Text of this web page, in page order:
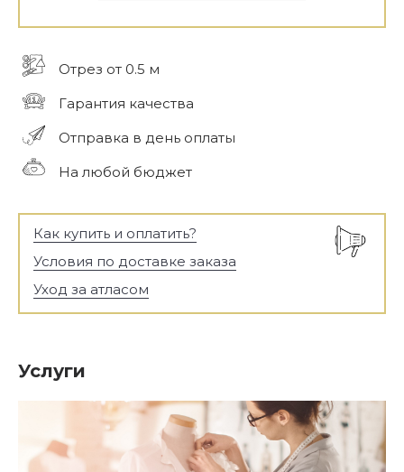
Отрез от 0.5 м
Гарантия качества
Отправка в день оплаты
На любой бюджет
Как купить и оплатить?
Условия по доставке заказа
Уход за атласом
Услуги